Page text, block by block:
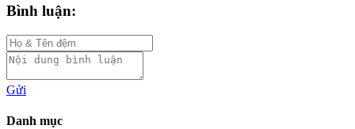
Bình luận:
Gửi
Danh mục